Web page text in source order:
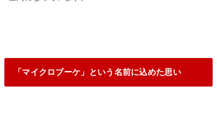
「マイクロブーケ」という名前に込めた思い